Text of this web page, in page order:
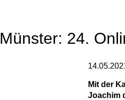
Münster: 24.
Mit der
Joachim